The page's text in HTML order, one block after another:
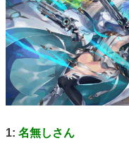
1: 名無しさん